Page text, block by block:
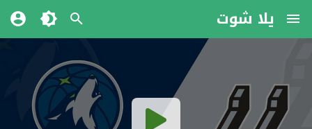
يلا شوت